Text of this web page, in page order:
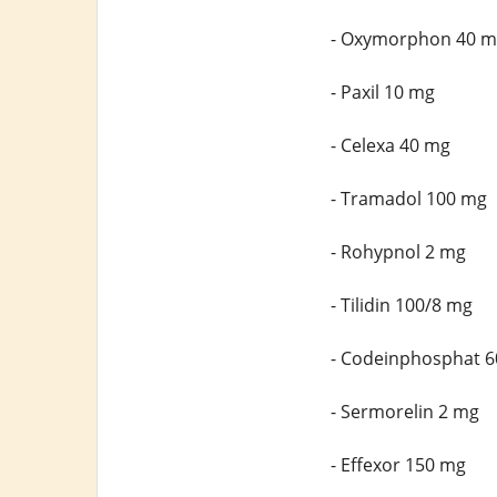
- Oxymorphon 40
- Paxil 10 mg
- Celexa 40 mg
- Tramadol 100 mg
- Rohypnol 2 mg
- Tilidin 100/8 mg
- Codeinphosphat
- Sermorelin 2 mg
- Effexor 150 mg